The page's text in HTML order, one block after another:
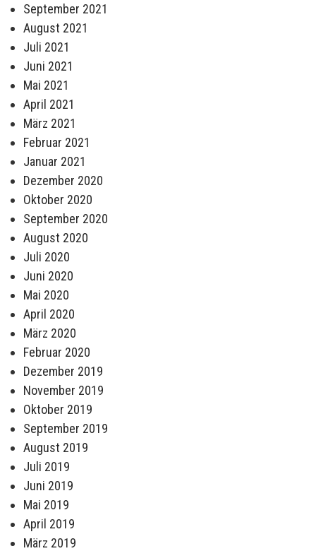
September 2021
August 2021
Juli 2021
Juni 2021
Mai 2021
April 2021
März 2021
Februar 2021
Januar 2021
Dezember 2020
Oktober 2020
September 2020
August 2020
Juli 2020
Juni 2020
Mai 2020
April 2020
März 2020
Februar 2020
Dezember 2019
November 2019
Oktober 2019
September 2019
August 2019
Juli 2019
Juni 2019
Mai 2019
April 2019
März 2019